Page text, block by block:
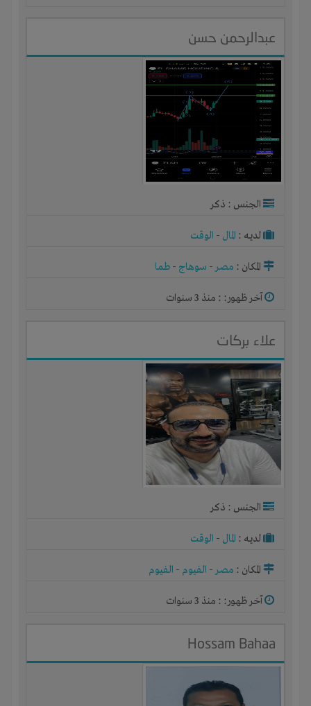
عبدالرحمن حسن
الجنس : ذكر
لديـه : المال - الوقت
المكان : مصر- سوهاج - طما
آخر ظهور: : منذ 3 سنوات
علاء بركات
الجنس : ذكر
لديـه : المال - الوقت
المكان : مصر- الفيوم - الفيوم
آخر ظهور: : منذ 3 سنوات
Hossam Bahaa